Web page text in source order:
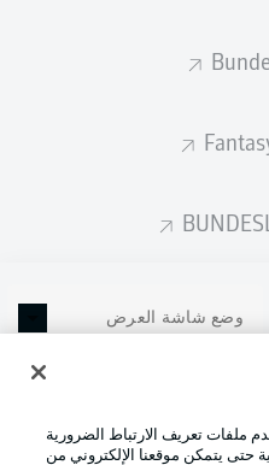
وضع شاشة العرض
ملفات تعريف الارتباط الضرورية
حتى يتمكن موقعنا الإلكتروني من